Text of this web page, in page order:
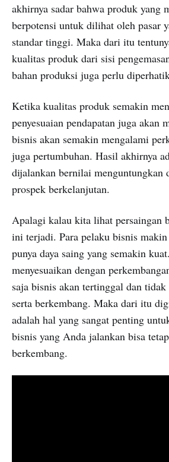
akhirnya sadar bahwa produk yang
berpotensi untuk dilihat oleh pasar
standar tinggi. Maka dari itu
kualitas produk dari sisi
bahan produksi juga perlu
Ketika kualitas produk semakin
penyesuaian pendapatan juga akan
bisnis akan semakin mengalami
juga pertumbuhan. Hasil akhirnya
dijalankan bernilai menguntungkan
prospek berkelanjutan.
Apalagi kalau kita lihat persaingan
ini terjadi. Para pelaku bisnis
punya daya saing yang semakin
menyesuaikan dengan
saja bisnis akan tertinggal dan tidak
serta berkembang. Maka dari itu
adalah hal yang sangat penting
bisnis yang Anda jalankan bisa
berkembang.